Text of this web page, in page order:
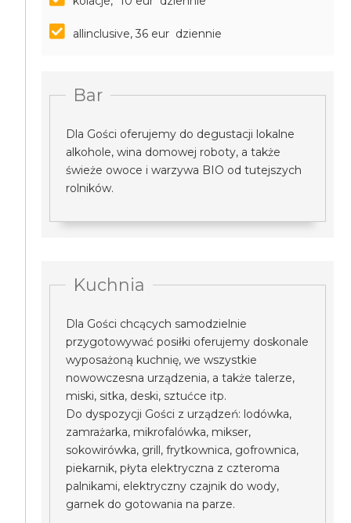
allinclusive, 36 eur dziennie
Bar
Dla Gości oferujemy do degustacji lokalne
alkohole, wina domowej roboty, a także
świeże owoce i warzywa BIO od tutejszych
rolników.
Kuchnia
Dla Gości chcących samodzielnie
przygotowywać posiłki oferujemy doskonale
wyposażoną kuchnię, we wszystkie
nowowczesna urządzenia, a także talerze,
miski, sitka, deski, sztućce itp.
Do dyspozycji Gości z urządzeń: lodówka,
zamrażarka, mikrofalówka, mikser,
sokowirówka, grill, frytkownica, gofrownica,
piekarnik, płyta elektryczna z czteroma
palnikami, elektryczny czajnik do wody,
garnek do gotowania na parze.